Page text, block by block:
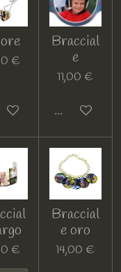
€
i dettagli
Braccial
e
11,00 €
Guarda i
€
Braccial
e oro
14,00 €